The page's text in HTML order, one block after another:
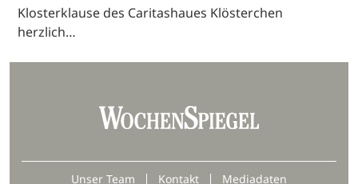
Klosterklause des Caritashaues Klösterchen
herzlich…
Unser Team Kontakt Mediadaten